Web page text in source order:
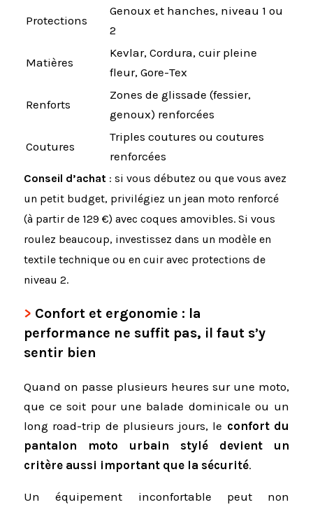
Protections
Genoux et hanches, niveau 1 ou
2
Matières
Kevlar, Cordura, cuir pleine
fleur, Gore-Tex
Renforts
Zones de glissade (fessier,
genoux) renforcées
Coutures
Triples coutures ou coutures
renforcées
Conseil d’achat : si vous débutez ou que vous avez
un petit budget, privilégiez un jean moto renforcé
(à partir de 129 €) avec coques amovibles. Si vous
roulez beaucoup, investissez dans un modèle en
textile technique ou en cuir avec protections de
niveau 2.
Confort et ergonomie : la
performance ne suffit pas, il faut s’y
sentir bien
Quand on passe plusieurs heures sur une moto,
que ce soit pour une balade dominicale ou un
long road-trip de plusieurs jours, le confort du
pantalon moto urbain stylé devient un
critère aussi important que la sécurité.
Un équipement inconfortable peut non